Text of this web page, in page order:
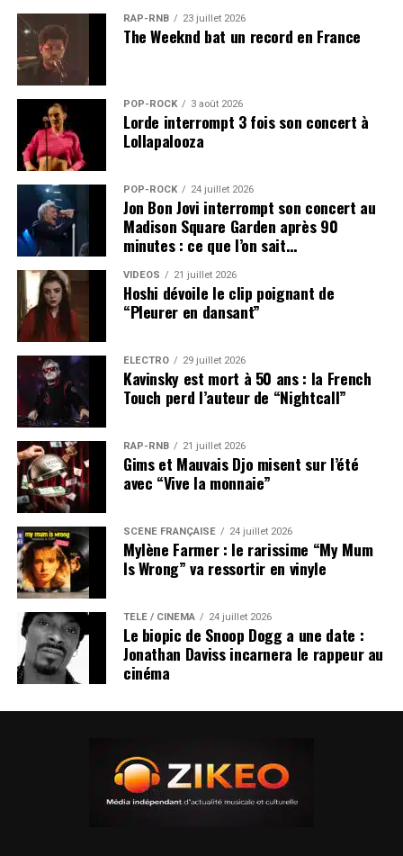
RAP-RNB 23 juillet 2026
The Weeknd bat un record en France
POP-ROCK 3 août 2026
Lorde interrompt 3 fois son concert à
Lollapalooza
POP-ROCK 24 juillet 2026
Jon Bon Jovi interrompt son concert au
Madison Square Garden après 90
minutes : ce que l’on sait…
VIDEOS 21 juillet 2026
Hoshi dévoile le clip poignant de
“Pleurer en dansant”
ÉLECTRO 29 juillet 2026
Kavinsky est mort à 50 ans : la French
Touch perd l’auteur de “Nightcall”
RAP-RNB 21 juillet 2026
Gims et Mauvais Djo misent sur l’été
avec “Vive la monnaie”
SCÈNE FRANÇAISE 24 juillet 2026
Mylène Farmer : le rarissime “My Mum
Is Wrong” va ressortir en vinyle
TÉLÉ / CINÉMA 24 juillet 2026
Le biopic de Snoop Dogg a une date :
Jonathan Daviss incarnera le rappeur au
cinéma